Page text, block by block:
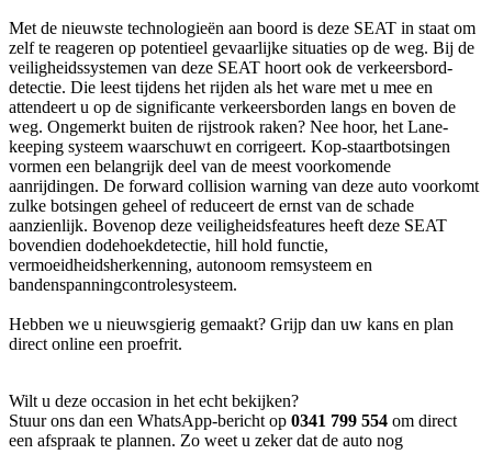
Met de nieuwste technologieën aan boord is deze SEAT in staat om
zelf te reageren op potentieel gevaarlijke situaties op de weg. Bij de
veiligheidssystemen van deze SEAT hoort ook de verkeersbord-
detectie. Die leest tijdens het rijden als het ware met u mee en
attendeert u op de significante verkeersborden langs en boven de
weg. Ongemerkt buiten de rijstrook raken? Nee hoor, het Lane-
keeping systeem waarschuwt en corrigeert. Kop-staartbotsingen
vormen een belangrijk deel van de meest voorkomende
aanrijdingen. De forward collision warning van deze auto voorkomt
zulke botsingen geheel of reduceert de ernst van de schade
aanzienlijk. Bovenop deze veiligheidsfeatures heeft deze SEAT
bovendien dodehoekdetectie, hill hold functie,
vermoeidheidsherkenning, autonoom remsysteem en
bandenspanningcontrolesysteem.
Hebben we u nieuwsgierig gemaakt? Grijp dan uw kans en plan
direct online een proefrit.
Wilt u deze occasion in het echt bekijken?
Stuur ons dan een WhatsApp-bericht op 0341 799 554 om direct
een afspraak te plannen. Zo weet u zeker dat de auto nog